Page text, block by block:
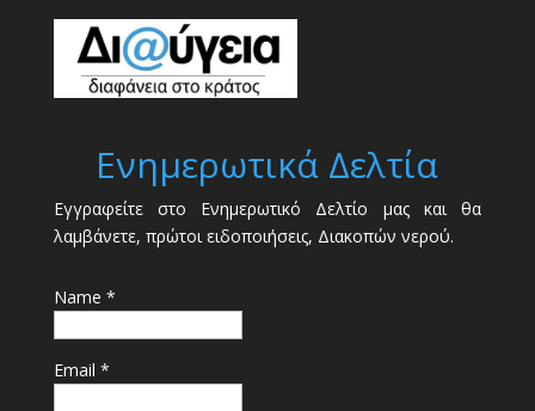
Ενημερωτικά Δελτία
Εγγραφείτε στο Ενημερωτικό Δελτίο μας και θα
λαμβάνετε, πρώτοι ειδοποιήσεις, Διακοπών νερού.
Name *
Email *